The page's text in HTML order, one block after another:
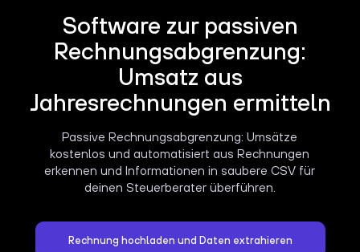
Software zur passiven
Rechnungsabgrenzung:
Umsatz aus
Jahresrechnungen ermitteln
Passive Rechnungsabgrenzung: Umsätze
kostenlos und automatisiert aus Rechnungen
erkennen und Informationen in saubere CSV für
deinen Steuerberater überführen.
Rechnung hochladen und Daten extrahieren